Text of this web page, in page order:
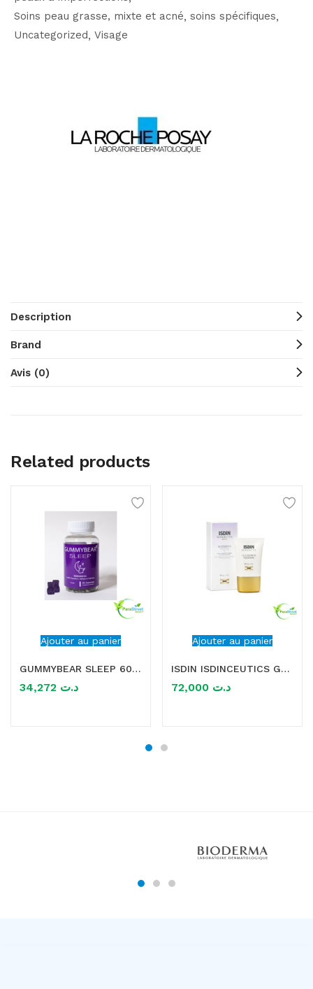
Soins peau grasse, mixte et acné soins spécifiques
Uncategorized Visage
Description
Brand
Avis (0)
Related products
Ajouter au panier
GUMMYBEAR SLEEP 60 GUMMIES
د.ت
Ajouter au panier
ISDIN ISDINCEUTICS GLYCOISDIN 15 MODERATE GEL 50ML
د.ت